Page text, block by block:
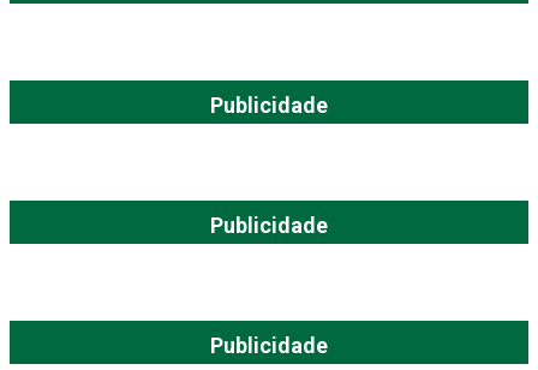
Publicidade
Publicidade
Publicidade